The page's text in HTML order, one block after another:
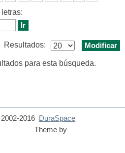
Resultados:
para esta búsqueda.
2016
DuraSpace
Theme by